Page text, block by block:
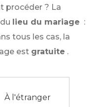
procéder ? La
lieu du mariage :
tous les cas, la
est gratuite .
À l'étranger